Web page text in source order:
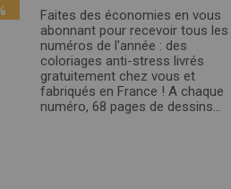
Faites des économies en vous
abonnant pour recevoir tous les
numéros de l'année : des
coloriages anti-stress livrés
gratuitement chez vous et
fabriqués en France ! A chaque
numéro, 68 pages de dessins...